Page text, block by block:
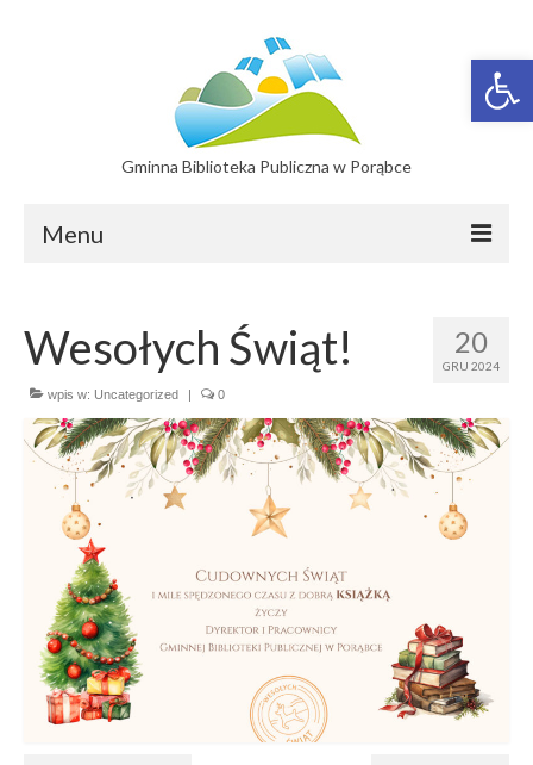
Gminna Biblioteka Publiczna w Porąbce
Menu
Filia w Bujakowie
Filia w Czańcu
Filia w Kobiernicach
Katalog On-line
Aktualności
Wydarzenia 2022
wydarzenia 2021
wydarzenia 2020
20
GRU 2024
Wesołych Świąt!
wpis w: Uncategorized | 0